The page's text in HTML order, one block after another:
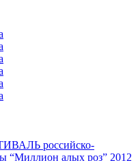
российско-
“Миллион алых роз” 2012